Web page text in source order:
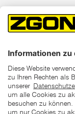
*der "statt"-Preis